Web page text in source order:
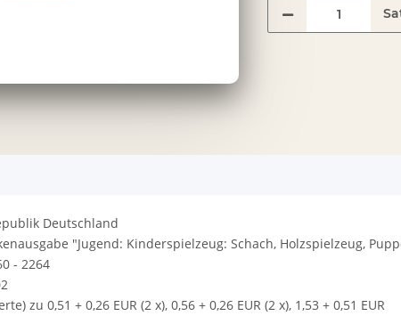
Deutschland
"Jugend: Kinderspielzeug: Schach, Holzspielzeug,
- 2264
zu 0,51 + 0,26 EUR (2 x), 0,56 + 0,26 EUR (2 x), 1,53 + 0,51 EUR